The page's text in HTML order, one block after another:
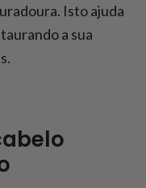
Isto ajuda
a sua